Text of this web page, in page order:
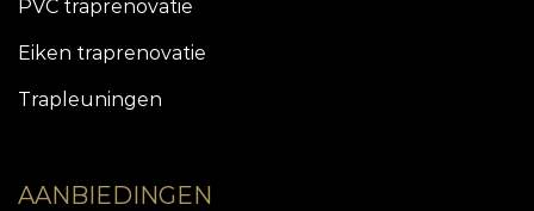
PVC traprenovatie
Eiken traprenovatie
Trapleuningen
AANBIEDINGEN